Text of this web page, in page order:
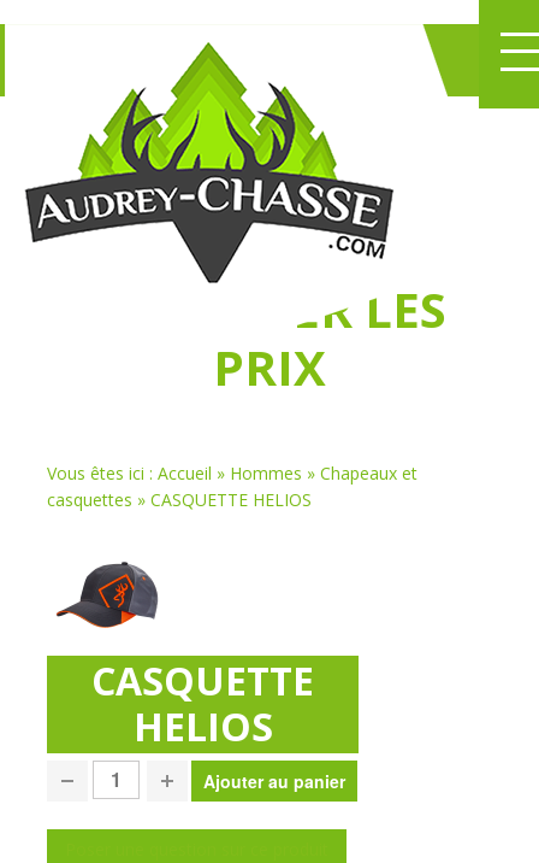
NE PERDEZ PLUS
DE TEMPS
CHASSER LES
PRIX
Vous êtes ici : Accueil » Hommes » Chapeaux et
casquettes » CASQUETTE HELIOS
CASQUETTE
HELIOS